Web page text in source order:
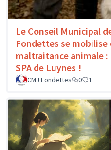
Le Conseil Municipal
Fondettes se mobilise
maltraitance animale
SPA de Luynes !
CMJ Fondettes 0 1